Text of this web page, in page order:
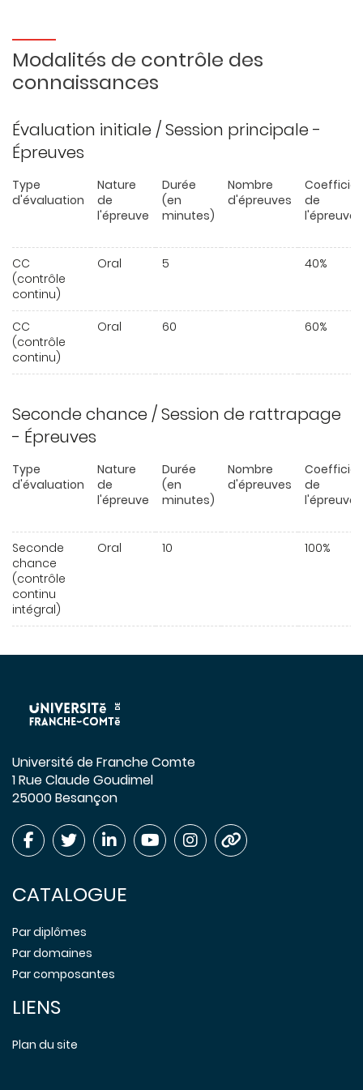
Modalités de contrôle des
connaissances
Évaluation initiale / Session principale -
Épreuves
Type
d'évaluation
Nature
de
l'épreuve
Durée
(en
minutes)
Nombre
d'épreuves
de
l'épreuve
CC
(contrôle
continu)
Oral 5 40%
CC
(contrôle
continu)
Oral 60 60%
Seconde chance / Session de rattrapage
- Épreuves
Type
d'évaluation
Nature
de
l'épreuve
Durée
(en
minutes)
Nombre
d'épreuves
de
l'épreuve
Seconde
chance
(contrôle
continu
intégral)
Oral 10 100%
Université de Franche Comte
1 Rue Claude Goudimel
25000 Besançon
CATALOGUE
Par diplômes
Par domaines
Par composantes
LIENS
Plan du site